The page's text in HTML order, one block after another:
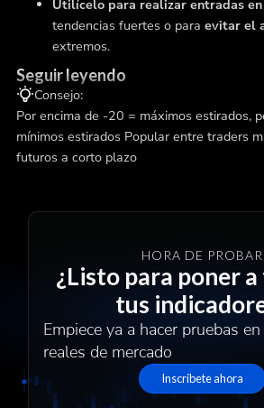
Utilícelo para realizar entradas
tendencias fuertes o para evitar el
extremos.
Seguir leyendo
Consejo:
Por encima de -20 = máximos estirados,
mínimos estirados Popular entre traders
futuros a corto plazo
HORA DE PROBAR
¿Listo para poner
tus
Empiece ya a hacer pruebas
reales de mercado
Inscríbete ahora